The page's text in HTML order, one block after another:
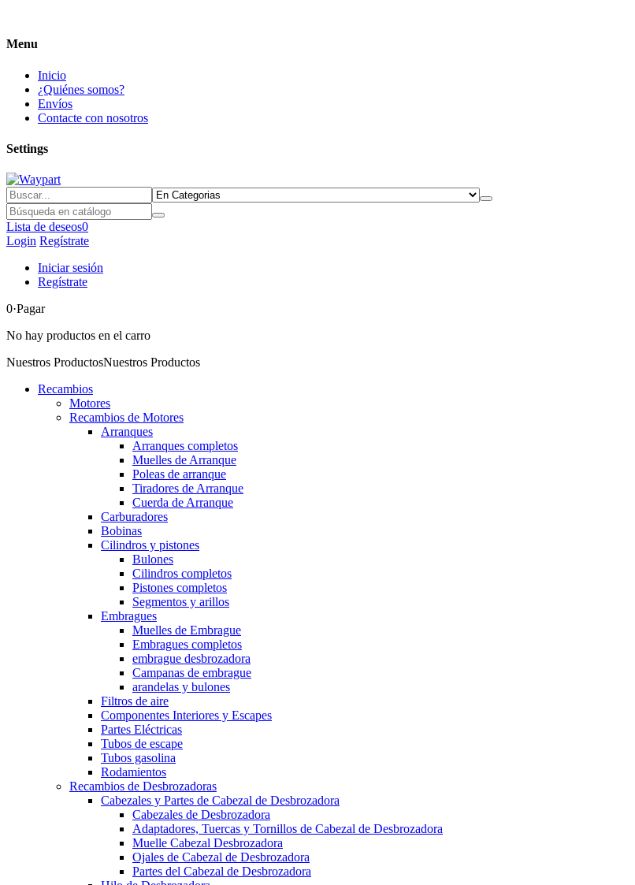
Menu
Inicio
¿Quiénes somos?
Envíos
Contacte con nosotros
Settings
Lista de deseos0
Login Regístrate
Iniciar sesión
Regístrate
0·Pagar
No hay productos en el carro
Nuestros ProductosNuestros Productos
Recambios
Motores
Recambios de Motores
Arranques
Arranques completos
Muelles de Arranque
Poleas de arranque
Tiradores de Arranque
Cuerda de Arranque
Carburadores
Bobinas
Cilindros y pistones
Bulones
Cilindros completos
Pistones completos
Segmentos y arillos
Embragues
Muelles de Embrague
Embragues completos
embrague desbrozadora
Campanas de embrague
arandelas y bulones
Filtros de aire
Componentes Interiores y Escapes
Partes Eléctricas
Tubos de escape
Tubos gasolina
Rodamientos
Recambios de Desbrozadoras
Cabezales y Partes de Cabezal de Desbrozadora
Cabezales de Desbrozadora
Adaptadores, Tuercas y Tornillos de Cabezal de Desbrozadora
Muelle Cabezal Desbrozadora
Ojales de Cabezal de Desbrozadora
Partes del Cabezal de Desbrozadora